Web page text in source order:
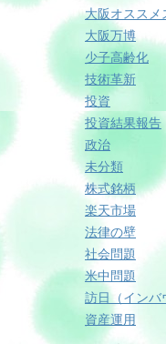
大阪オススメ
大阪万博
少子高齢化
技術革新
投資
投資結果報告
政治
未分類
株式銘柄
楽天市場
法律の壁
社会問題
米中問題
訪日（インバ
資産運用